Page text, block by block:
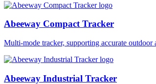
Abeeway Compact Tracker
Multi-mode tracker, supporting accurate
Abeeway Industrial Tracker